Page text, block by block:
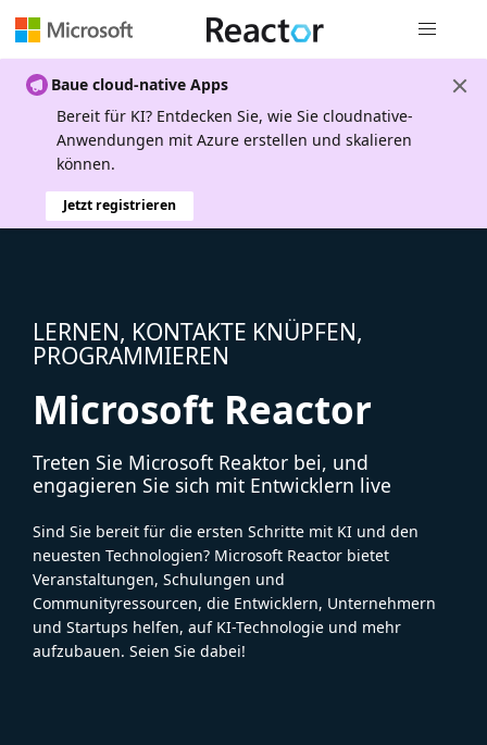
Baue cloud-native Apps
Bereit für KI? Entdecken Sie, wie Sie cloudnative-
Anwendungen mit Azure erstellen und skalieren
können.
Jetzt registrieren
LERNEN, KONTAKTE KNÜPFEN,
PROGRAMMIEREN
Microsoft Reactor
Treten Sie Microsoft Reaktor bei, und
engagieren Sie sich mit Entwicklern live
Sind Sie bereit für die ersten Schritte mit KI und den
neuesten Technologien? Microsoft Reactor bietet
Veranstaltungen, Schulungen und
Communityressourcen, die Entwicklern, Unternehmern
und Startups helfen, auf KI-Technologie und mehr
aufzubauen. Seien Sie dabei!